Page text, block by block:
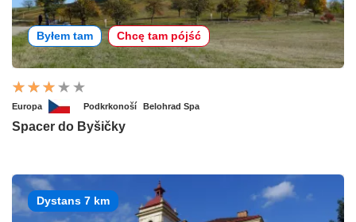
Byłem tam Chcę tam pójść
Europa Podkrkonoší Belohrad Spa
Spacer do Byšičky
Dystans 7 km